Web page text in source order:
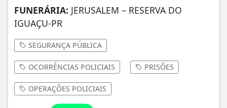
FUNERÁRIA: JERUSALEM – RESERVA DO
IGUAÇU-PR
SEGURANÇA PÚBLICA
OCORRÊNCIAS POLICIAIS PRISÕES
OPERAÇÕES POLICIAIS